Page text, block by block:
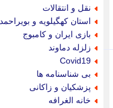
نقل و انتقالات
استان کهگیلویه و بویراحمد
بازی ایران و کامبوج
زلزله دماوند
Covid19
بی شناسنامه ها
پزشکیان و زاکانی
خانه الغرافه